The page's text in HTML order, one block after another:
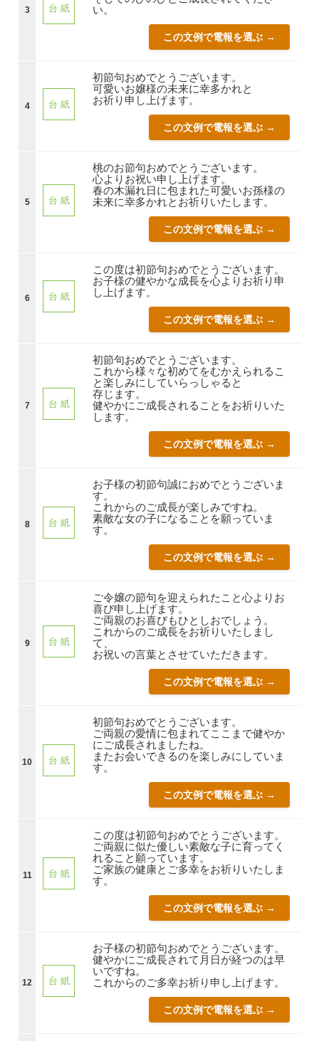
3 台 紙
い。
この文例で電報を選ぶ →
4 台 紙
初節句おめでとうございます。
可愛いお嬢様の未来に幸多かれと
お祈り申し上げます。
この文例で電報を選ぶ →
5 台 紙
桃のお節句おめでとうございます。
心よりお祝い申し上げます。
春の木漏れ日に包まれた可愛いお孫様の
未来に幸多かれとお祈りいたします。
この文例で電報を選ぶ →
6 台 紙
この度は初節句おめでとうございます。
お子様の健やかな成長を心よりお祈り申
し上げます。
この文例で電報を選ぶ →
7 台 紙
初節句おめでとうございます。
これから様々な初めてをむかえられるこ
と楽しみにしていらっしゃると
存じます。
健やかにご成長されることをお祈りいた
します。
この文例で電報を選ぶ →
8 台 紙
お子様の初節句誠におめでとうございま
す。
これからのご成長が楽しみですね。
素敵な女の子になることを願っていま
す。
この文例で電報を選ぶ →
9 台 紙
ご令嬢の節句を迎えられたこと心よりお
喜び申し上げます。
ご両親のお喜びもひとしおでしょう。
これからのご成長をお祈りいたしまし
て、
お祝いの言葉とさせていただきます。
この文例で電報を選ぶ →
10 台 紙
初節句おめでとうございます。
ご両親の愛情に包まれてここまで健やか
にご成長されましたね。
またお会いできるのを楽しみにしていま
す。
この文例で電報を選ぶ →
11 台 紙
この度は初節句おめでとうございます。
ご両親に似た優しい素敵な子に育ってく
れること願っています。
ご家族の健康とご多幸をお祈りいたしま
す。
この文例で電報を選ぶ →
12 台 紙
お子様の初節句おめでとうございます。
健やかにご成長されて月日が経つのは早
いですね。
これからのご多幸お祈り申し上げます。
この文例で電報を選ぶ →